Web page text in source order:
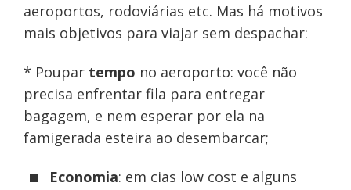
aeroportos, rodoviárias etc. Mas há motivos
mais objetivos para viajar sem despachar:
* Poupar tempo no aeroporto: você não
precisa enfrentar fila para entregar
bagagem, e nem esperar por ela na
famigerada esteira ao desembarcar;
Economia: em cias low cost e alguns